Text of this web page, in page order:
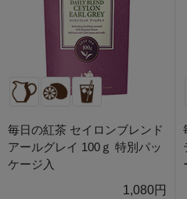
毎日の紅茶 セイロンブレンド
アールグレイ 100ｇ 特別パッ
ケージ入
1,080円